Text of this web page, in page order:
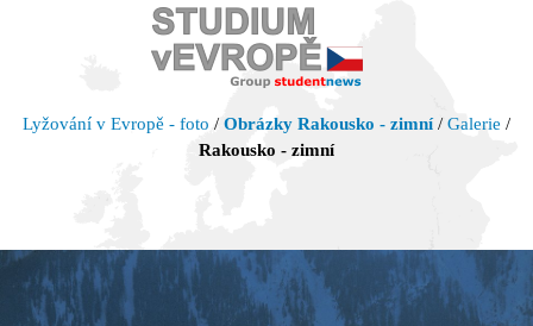
Lyžování v Evropě - foto / Obrázky Rakousko - zimní/ Galerie /
Rakousko - zimní